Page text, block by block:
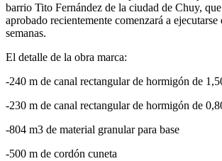
barrio Tito Fernández de la ciudad de Chuy,
aprobado recientemente comenzará a
semanas.
El detalle de la obra marca:
-240 m de canal rectangular de hormigón de
-230 m de canal rectangular de hormigón de
-804 m3 de material granular para base
-500 m de cordón cuneta